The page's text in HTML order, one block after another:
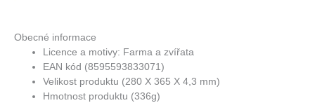
Obecné informace
Licence a motivy: Farma a zvířata
EAN kód (8595593833071)
Velikost produktu (280 X 365 X 4,3 mm)
Hmotnost produktu (336g)